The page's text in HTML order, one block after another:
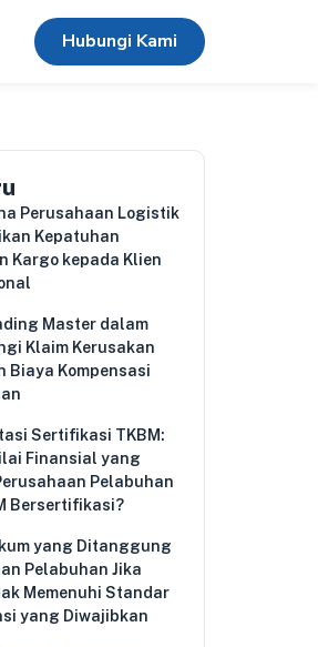
Hubungi Kami
Perusahaan Logistik
Kepatuhan
Kargo kepada Klien
Master dalam
Klaim Kerusakan
Biaya Kompensasi
Sertifikasi TKBM:
Finansial yang
Pelabuhan
Bersertifikasi?
yang Ditanggung
Pelabuhan Jika
Memenuhi Standar
yang Diwajibkan